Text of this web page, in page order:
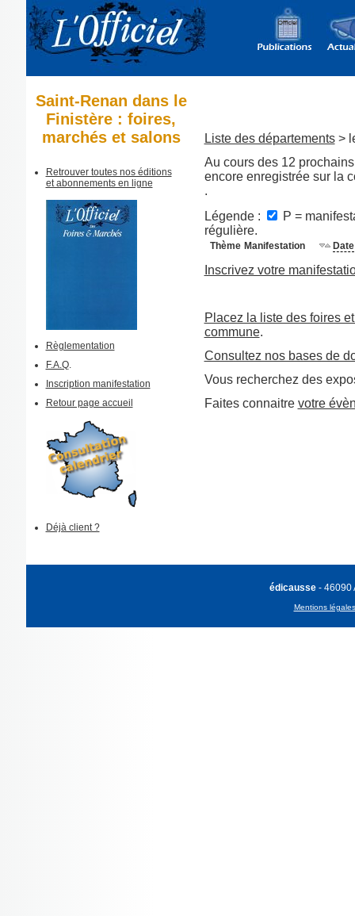
Saint-Renan dans le
Finistère : foires,
marchés et salons
Retrouver toutes nos éditions
et abonnements en ligne
Règlementation
F.A.Q.
Inscription manifestation
Retour page accueil
Déjà client ?
Liste des départements>
Au cours des 12
encore enregistrée sur la
.
Légende :
P =
régulière.
Thème Manifestation Date
Inscrivez votre
Placez la liste des foires
commune.
Consultez nos bases de
Vous recherchez des
Faites connaitre votre
édicausse - 46090
Mentions légales